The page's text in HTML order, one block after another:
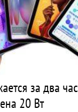
за два
20 Вт